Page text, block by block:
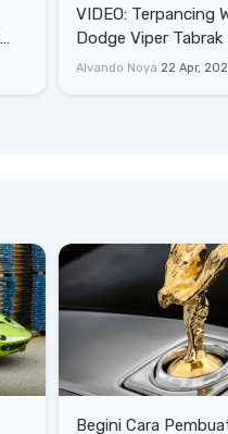
VIDEO: Terpancing
Dodge Viper Tabrak
Saat Burnout
Alvando Noya 22 Apr,
Begini Cara